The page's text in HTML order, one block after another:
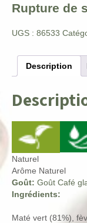
Rupture de
UGS : 86533
Description
Naturel
Arôme Naturel
Goût: Goût Café
Ingrédients:
Maté vert (81%),